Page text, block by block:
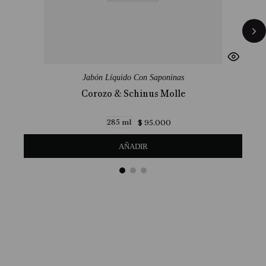
Jabón Líquido Con Saponinas
Corozo & Schinus Molle
285 ml $ 95.000
AÑADIR